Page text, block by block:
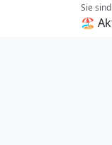
Sie
🏖️